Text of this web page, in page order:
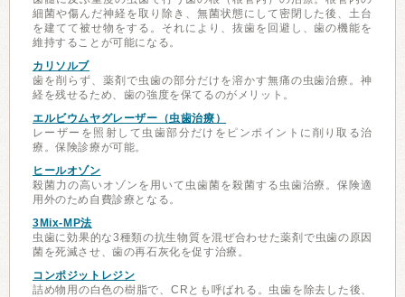
細菌や傷んだ神経を取り除き、無菌状態にして密閉した後、土台
を建てて被せ物をする。それにより、抜歯を回避し、歯の機能を
維持することが可能になる。
カリソルブ
歯を削らず、薬剤で虫歯の部分だけを溶かす無痛の虫歯治療。神
経を残せるため、歯の強度を保てるのがメリット。
エルビウムヤグレーザー（虫歯治療）
レーザーを照射して虫歯部分だけをピンポイントに削り取る治
療。保険診療が可能。
ヒールオゾン
殺菌力の高いオゾンを用いて虫歯菌を殺菌する虫歯治療。保険適
用外のため自費診療となる。
3Mix-MP法
虫歯に効果的な3種類の抗生物質を混ぜ合わせた薬剤で虫歯の原因
菌を死滅させ、歯の再石灰化を促す治療。
コンポジットレジン
詰め物用の白色の樹脂で、CRとも呼ばれる。虫歯を除去した後、